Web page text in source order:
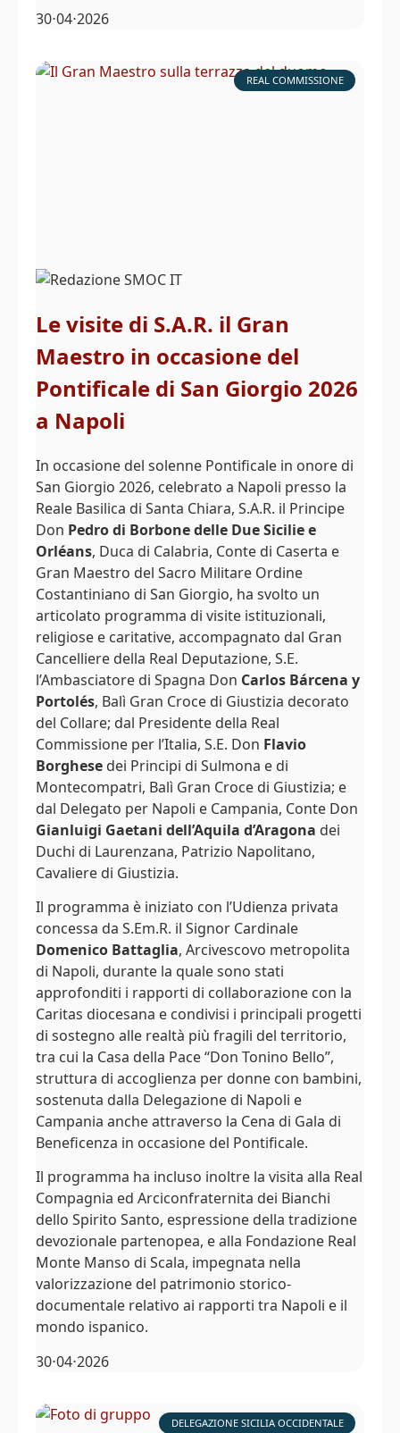
30⋅04⋅2026
REAL COMMISSIONE
Le visite di S.A.R. il Gran
Maestro in occasione del
Pontificale di San Giorgio 2026
a Napoli
In occasione del solenne Pontificale in onore di
San Giorgio 2026, celebrato a Napoli presso la
Reale Basilica di Santa Chiara, S.A.R. il Principe
Don Pedro di Borbone delle Due Sicilie e
Orléans, Duca di Calabria, Conte di Caserta e
Gran Maestro del Sacro Militare Ordine
Costantiniano di San Giorgio, ha svolto un
articolato programma di visite istituzionali,
religiose e caritative, accompagnato dal Gran
Cancelliere della Real Deputazione, S.E.
l’Ambasciatore di Spagna Don Carlos Bárcena y
Portolés, Balì Gran Croce di Giustizia decorato
del Collare; dal Presidente della Real
Commissione per l’Italia, S.E. Don Flavio
Borghese dei Principi di Sulmona e di
Montecompatri, Balì Gran Croce di Giustizia; e
dal Delegato per Napoli e Campania, Conte Don
Gianluigi Gaetani dell’Aquila d’Aragona dei
Duchi di Laurenzana, Patrizio Napolitano,
Cavaliere di Giustizia.
Il programma è iniziato con l’Udienza privata
concessa da S.Em.R. il Signor Cardinale
Domenico Battaglia, Arcivescovo metropolita
di Napoli, durante la quale sono stati
approfonditi i rapporti di collaborazione con la
Caritas diocesana e condivisi i principali progetti
di sostegno alle realtà più fragili del territorio,
tra cui la Casa della Pace “Don Tonino Bello”,
struttura di accoglienza per donne con bambini,
sostenuta dalla Delegazione di Napoli e
Campania anche attraverso la Cena di Gala di
Beneficenza in occasione del Pontificale.
Il programma ha incluso inoltre la visita alla Real
Compagnia ed Arciconfraternita dei Bianchi
dello Spirito Santo, espressione della tradizione
devozionale partenopea, e alla Fondazione Real
Monte Manso di Scala, impegnata nella
valorizzazione del patrimonio storico-
documentale relativo ai rapporti tra Napoli e il
mondo ispanico.
30⋅04⋅2026
DELEGAZIONE SICILIA OCCIDENTALE